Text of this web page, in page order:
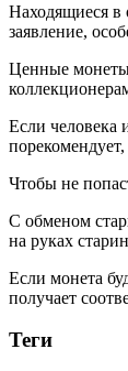
Находящиеся в
заявление,
Ценные монеты
Если человека
Чтобы не
С обменом
на руках
Если монета
получает
Теги